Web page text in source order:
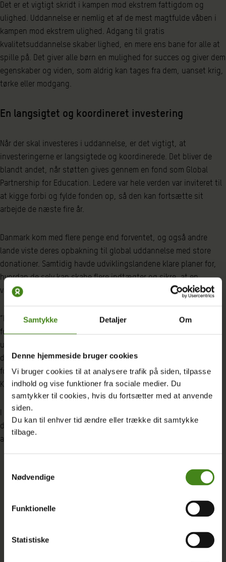
Samtykke Detaljer Om
Denne hjemmeside bruger cookies
Vi bruger cookies til at analysere trafik på siden, tilpasse
indhold og vise funktioner fra sociale medier. Du
samtykker til cookies, hvis du fortsætter med at anvende
siden.
Du kan til enhver tid ændre eller trække dit samtykke
tilbage.
Nødvendige
Funktionelle
Statistiske
Det er et vigtigt skridt i kampen mod ekstrem fattigdom og
ulighed. Uddannelse er nemlig et af de mest magtfulde våben i
kampen mod ekstrem ulighed. Adgang til gratis
kvalitetsuddannelse skaber lighed, en mere ens bane for alle at
spille på. Det giver alle børn en mulighed for succes og giver dem
egenskaber og viden, som aldrig kan tages fra dem, uanset krig,
tørke eller modgang.
En langsigtet og koordineret investering
Når der skal investeres i uddannelse, er det vigtigt, at
investeringerne er langsigtede og koordinerede. Det bliver de
blandt andet, når støtten gives gennem en fond som Global
Partnership for Education. Ledere var hele verden var inviteret til
at kigge forbi og fylde fonden op, så den kan fortsætte sit
arbejde de næste fire år.
Danmark kom med flere penge end forventet, og også andre
lande viste deres opbakning til global uddannelse med store
donationer. Samtidig havde udviklingslandene klare planer for,
hvordan de selv kan skabe flere indtægter og sikre, at en
væsentlig andel afsættes til uddannelse.
“Det gør mig glad og stolt at se verdenssamfundet stå sammen
for at sikre uddannelse til alle og for at bekæmpe ekstrem
ulighed. Uddannelse er lig med håb, og på grund af de penge,
der i dag er blevet givet til GPE, vil helt nye muligheder åbne sig
for millioner af drenge og piger i verdens fattigste lande,” siger
Kira Boe.
I alt blev der givet knap 14 milliarder kroner til fonden, som
dermed kan yde et væsentligt bidrag til at sikre uddannelse til
alle de næste år.